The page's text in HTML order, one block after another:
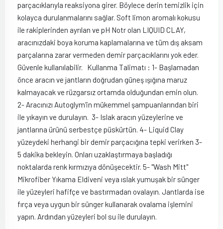
parçacıklarıyla reaksiyona girer. Böylece derin temizlik için
kolayca durulanmalarını sağlar. Soft limon aromalı kokusu
ile rakiplerinden ayrılan ve pH Notr olan LIQUID CLAY,
aracınızdaki boya koruma kaplamalarına ve tüm dış aksam
parçalarına zarar vermeden demir parçacıklarını yok eder.
Güvenle kullanılabilir. Kullanma Talimatı : 1- Başlamadan
önce aracın ve jantların doğrudan güneş ışığına maruz
kalmayacak ve rüzgarsız ortamda olduğundan emin olun.
2- Aracınızı Autoglym'in mükemmel şampuanlarından biri
ile yıkayın ve durulayın. 3- Islak aracın yüzeylerine ve
jantlarına ürünü serbestçe püskürtün. 4- Liquid Clay
yüzeydeki herhangi bir demir parçacığına tepki verirken 3-
5 dakika bekleyin. Onları uzaklaştırmaya başladığı
noktalarda renk kırmızıya dönüşecektir. 5- "Wash Mitt"
Mikrofiber Yıkama Eldiveni veya ıslak yumuşak bir sünger
ile yüzeyleri hafifçe ve bastırmadan ovalayın. Jantlarda ise
fırça veya uygun bir sünger kullanarak ovalama işlemini
yapın. Ardından yüzeyleri bol su ile durulayın.